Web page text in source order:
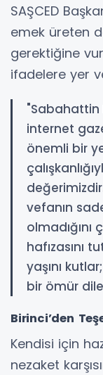
SAŞCED
emek üreten
gerektiğine
ifadelere yer
"Sabahattin
internet
önemli bir
vefanın
olmadığını
hafızasını
yaşını
bir ömür
Birinci’den
Kendisi için
nezaket